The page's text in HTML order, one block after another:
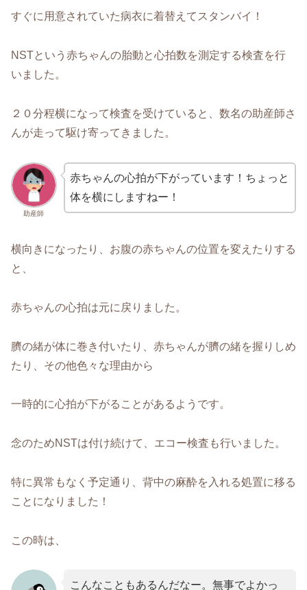
すぐに用意されていた病衣に着替えてスタンバイ！
NSTという赤ちゃんの胎動と心拍数を測定する検査を行
いました。
２０分程横になって検査を受けていると、数名の助産師さ
んが走って駆け寄ってきました。
助産師
赤ちゃんの心拍が下がっています！ちょっと
体を横にしますねー！
横向きになったり、お腹の赤ちゃんの位置を変えたりする
と、
赤ちゃんの心拍は元に戻りました。
臍の緒が体に巻き付いたり、赤ちゃんが臍の緒を握りしめ
たり、その他色々な理由から
一時的に心拍が下がることがあるようです。
念のためNSTは付け続けて、エコー検査も行いました。
特に異常もなく予定通り、背中の麻酔を入れる処置に移る
ことになりました！
この時は、
こんなこともあるんだなー。無事でよかっ